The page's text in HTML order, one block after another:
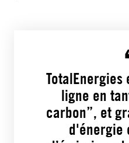
ligne en
carbon”, et
d'énergie